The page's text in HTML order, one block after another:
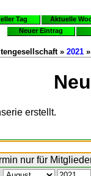
Tag Aktuelle
Neuer Eintrag
» 2021 »
erstellt.
nur für